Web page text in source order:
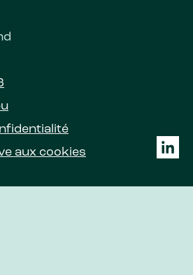
aux cookies